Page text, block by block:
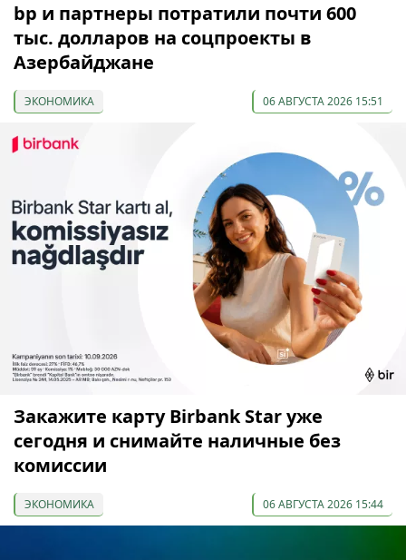
bp и партнеры потратили почти 600
тыс. долларов на соцпроекты в
Азербайджане
ЭКОНОМИКА 06 АВГУСТА 2026 15:51
Закажите карту Birbank Star уже
сегодня и снимайте наличные без
комиссии
ЭКОНОМИКА 06 АВГУСТА 2026 15:44